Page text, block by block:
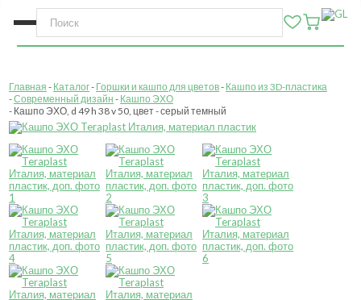
Главная Каталог Горшки и кашпо для цветов Кашпо из 3D-пластика
Современный дизайн
Кашпо ЭХО
Кашпо ЭХО, d 49 h 38 v 50, цвет - серый темный